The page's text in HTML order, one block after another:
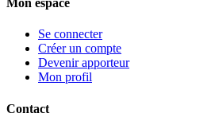
Mon espace
Se connecter
Créer un compte
Devenir apporteur
Mon profil
Contact